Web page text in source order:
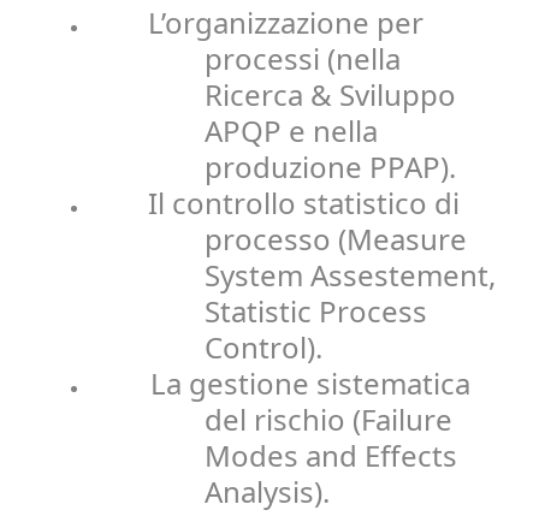
L’organizzazione per
processi (nella
Ricerca & Sviluppo
APQP e nella
produzione PPAP).
Il controllo statistico di
processo (Measure
System Assestement,
Statistic Process
Control).
La gestione sistematica
del rischio (Failure
Modes and Effects
Analysis).